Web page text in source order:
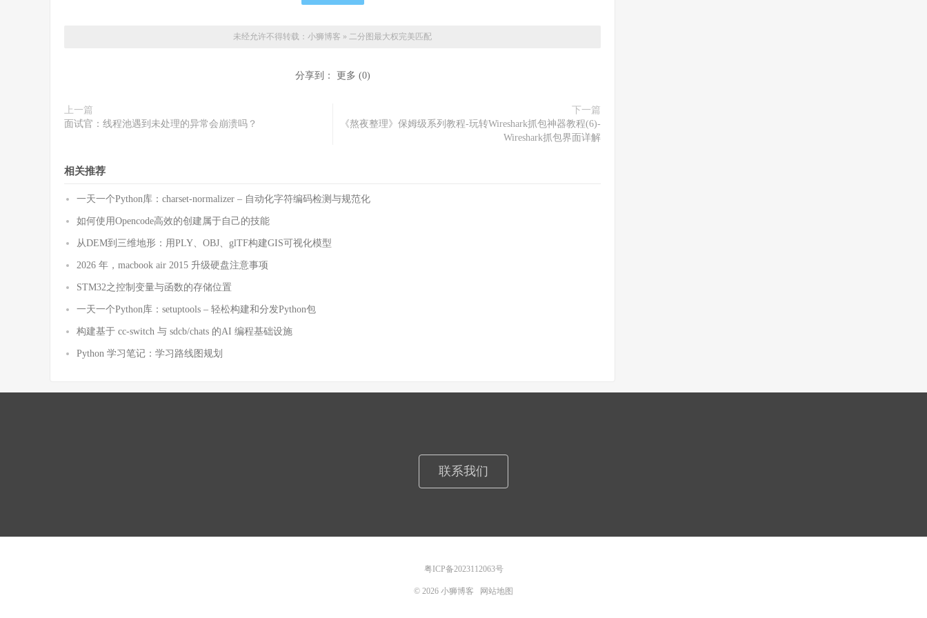
未经允许不得转载： 小狮博客 » 二分图最大权完美匹配
分享到： 更多 (0)
上一篇
面试官：线程池遇到未处理的异常会崩溃吗？
下一篇
《熬夜整理》保姆级系列教程-玩转Wireshark抓包神器教程(6)-
Wireshark抓包界面详解
相关推荐
一天一个Python库：charset-normalizer – 自动化字符编码检测与规范化
如何使用Opencode高效的创建属于自己的技能
从DEM到三维地形：用PLY、OBJ、glTF构建GIS可视化模型
2026 年，macbook air 2015 升级硬盘注意事项
STM32之控制变量与函数的存储位置
一天一个Python库：setuptools – 轻松构建和分发Python包
构建基于 cc-switch 与 sdcb/chats 的AI 编程基础设施
Python 学习笔记：学习路线图规划
联系我们
粤ICP备2023112063号
© 2026 小狮博客 网站地图